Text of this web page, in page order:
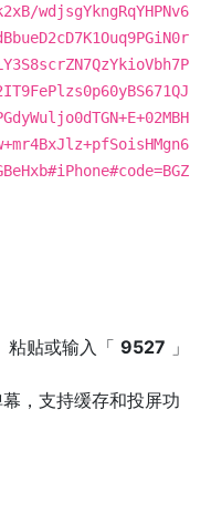
wdjsgYkngRqYHPNv6
粘贴或输入「 9527 」
，支持缓存和投屏功